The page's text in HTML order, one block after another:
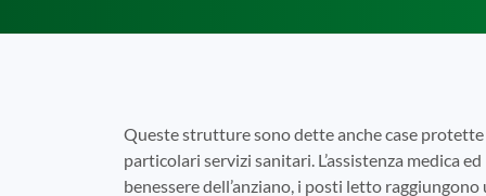
Queste strutture sono dette anche case protette
particolari servizi sanitari. L’assistenza medica
benessere dell’anziano, i posti letto